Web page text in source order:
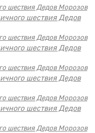
шествия Дедов
шествия Дедов
шествия Дедов
шествия Дедов